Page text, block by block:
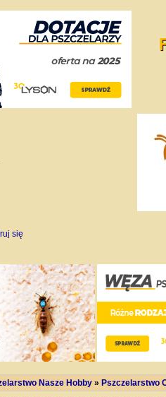
się
Nasze Hobby » Pszczelarstwo